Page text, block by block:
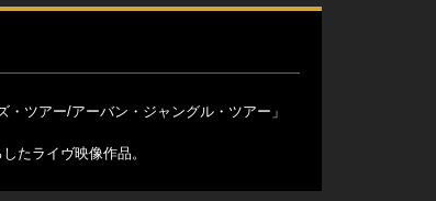
ツアー/アーバン・ジャングル・ツアー」
たライヴ映像作品。